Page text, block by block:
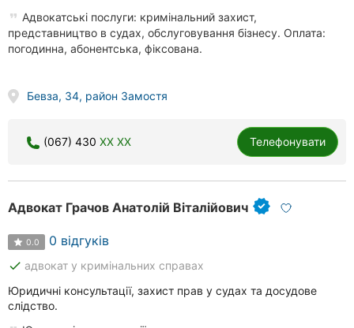
Адвокатські послуги: кримінальний захист,
представництво в судах, обслуговування бізнесу. Оплата:
погодинна, абонентська, фіксована.
Бевза, 34, район Замостя
(067) 430 XX XX Телефонувати
Адвокат Грачов Анатолій Віталійович
0.0 0 відгуків
done адвокат у кримінальних справах
Юридичні консультації, захист прав у судах та досудове
слідство.